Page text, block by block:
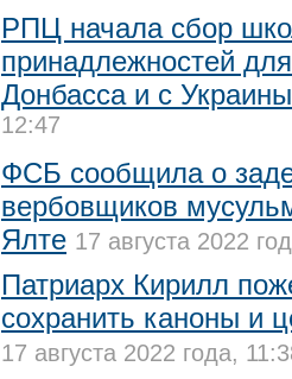
РПЦ начала сбор
принадлежностей
Донбасса и с Украины
12:47
ФСБ сообщила о
вербовщиков
Ялте 17 августа 2022
Патриарх Кирилл
сохранить каноны и
17 августа 2022 года,